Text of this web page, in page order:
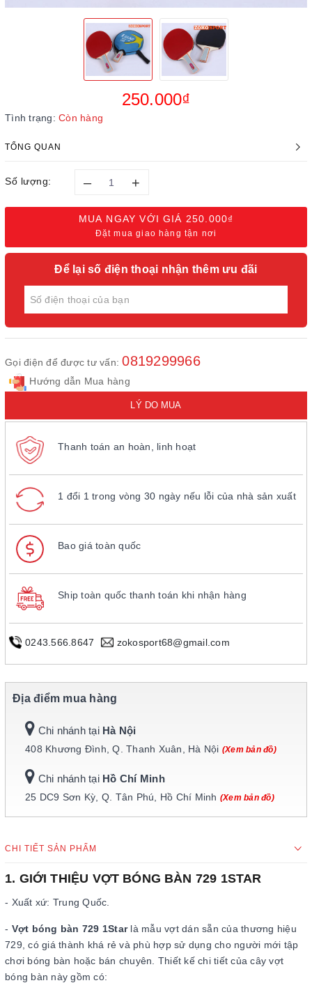
250.000₫
Tình trạng: Còn hàng
TỔNG QUAN
Số lượng: – +
MUA NGAY VỚI GIÁ 250.000₫
Đặt mua giao hàng tận nơi
Để lại số điện thoại nhận thêm ưu đãi
Gọi điện để được tư vấn:0819299966
Hướng dẫn Mua hàng
LÝ DO MUA
Thanh toán an hoàn, linh hoạt
1 đổi 1 trong vòng 30 ngày nếu lỗi của nhà sản xuất
Bao giá toàn quốc
Ship toàn quốc thanh toán khi nhận hàng
0243.566.8647 zokosport68@gmail.com
Địa điểm mua hàng
Chi nhánh tại Hà Nội
408 Khương Đình, Q. Thanh Xuân, Hà Nội (Xem bản đồ)
Chi nhánh tại Hồ Chí Minh
25 DC9 Sơn Kỳ, Q. Tân Phú, Hồ Chí Minh (Xem bản đồ)
CHI TIẾT SẢN PHẨM
1. GIỚI THIỆU VỢT BÓNG BÀN 729 1STAR
- Xuất xứ: Trung Quốc.
- Vợt bóng bàn 729 1Starlà mẫu vợt dán sẵn của thương hiệu
729, có giá thành khá rẻ và phù hợp sử dụng cho người mới tập
chơi bóng bàn hoặc bán chuyên. Thiết kế chi tiết của cây vợt
bóng bàn này gồm có: